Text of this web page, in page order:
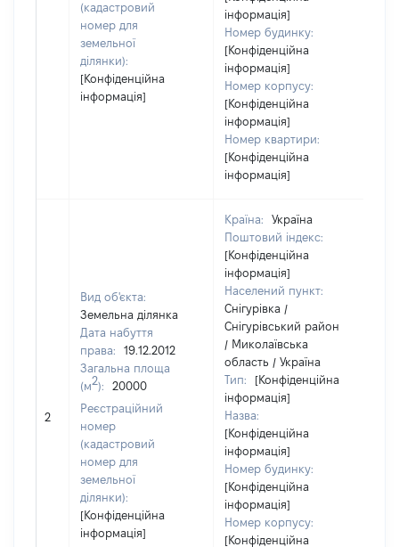
(кадастровий
номер для
земельної
ділянки):
[Конфіденційна
інформація]
інформація]
Номер будинку:
[Конфіденційна
інформація]
Номер корпусу:
[Конфіденційна
інформація]
Номер квартири:
[Конфіденційна
інформація]
2
Вид об'єкта:
Земельна ділянка
Дата набуття
права:
19.12.2012
Загальна площа
(м2):
20000
Реєстраційний
номер
(кадастровий
номер для
земельної
ділянки):
[Конфіденційна
інформація]
Країна:
Україна
Поштовий індекс:
[Конфіденційна
інформація]
Населений пункт:
Снігурівка /
Снігурівський район
/ Миколаївська
область / Україна
Тип:
[Конфіденційна
інформація]
Назва:
[Конфіденційна
інформація]
Номер будинку:
[Конфіденційна
інформація]
Номер корпусу:
[Конфіденційна